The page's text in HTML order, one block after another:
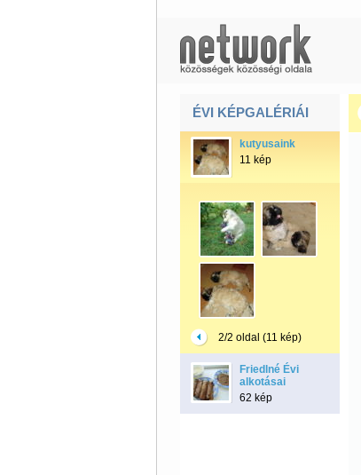
ÉVI KÉPGALÉRIÁI
kutyusaink
11 kép
2/2 oldal (11 kép)
Friedlné Évi
alkotásai
62 kép